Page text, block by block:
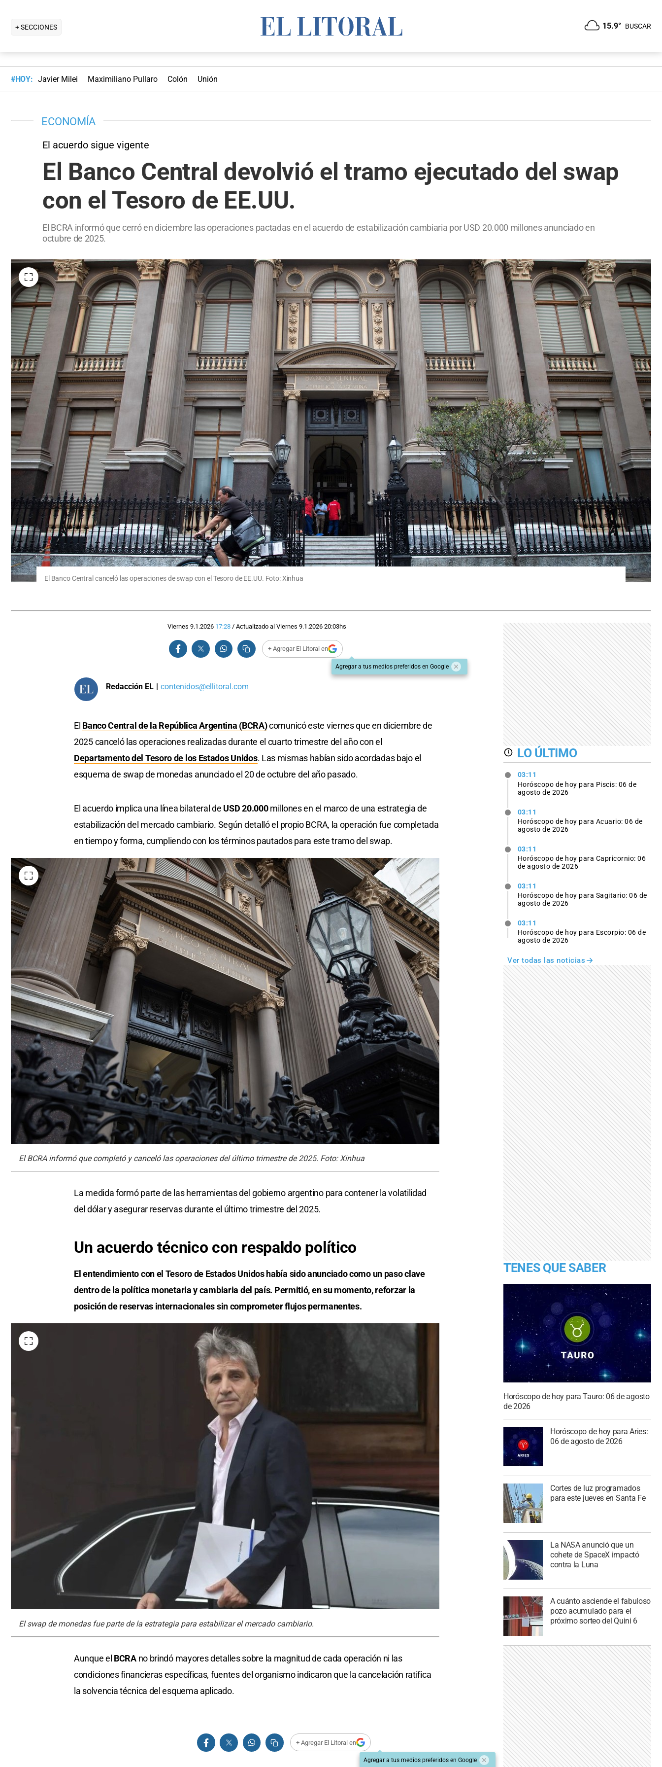
+ SECCIONES 15.9° BUSCAR
#HOY: Javier Milei Maximiliano Pullaro Colón Unión
ECONOMÍA
El acuerdo sigue vigente
El Banco Central devolvió el tramo ejecutado del swap
con el Tesoro de EE.UU.
El BCRA informó que cerró en diciembre las operaciones pactadas en el acuerdo de estabilización cambiaria por USD 20.000 millones anunciado en
octubre de 2025.
El Banco Central canceló las operaciones de swap con el Tesoro de EE.UU. Foto: Xinhua
Viernes 9.1.2026 17:28/ Actualizado al Viernes 9.1.2026 20:03hs
+ Agregar El Litoral en
Agregar a tus medios preferidos en Google
Redacción EL | contenidos@ellitoral.com
El Banco Central de la República Argentina (BCRA)comunicó este viernes que en diciembre de
2025 canceló las operaciones realizadas durante el cuarto trimestre del año con el
Departamento del Tesoro de los Estados Unidos. Las mismas habían sido acordadas bajo el
esquema de swap de monedas anunciado el 20 de octubre del año pasado.
El acuerdo implica una línea bilateral de USD 20.000millones en el marco de una estrategia de
estabilización del mercado cambiario. Según detalló el propio BCRA, la operación fue completada
en tiempo y forma, cumpliendo con los términos pautados para este tramo del swap.
El BCRA informó que completó y canceló las operaciones del último trimestre de 2025. Foto: Xinhua
La medida formó parte de las herramientas del gobierno argentino para contener la volatilidad
del dólar y asegurar reservas durante el último trimestre del 2025.
Un acuerdo técnico con respaldo político
El entendimiento con el Tesoro de Estados Unidos había sido anunciado como un paso clave
dentro de la política monetaria y cambiaria del país. Permitió, en su momento, reforzar la
posición de reservas internacionales sin comprometer flujos permanentes.
El swap de monedas fue parte de la estrategia para estabilizar el mercado cambiario.
Aunque el BCRA no brindó mayores detalles sobre la magnitud de cada operación ni las
condiciones financieras específicas, fuentes del organismo indicaron que la cancelación ratifica
la solvencia técnica del esquema aplicado.
+ Agregar El Litoral en
Agregar a tus medios preferidos en Google
LO ÚLTIMO
03:11
Horóscopo de hoy para Piscis: 06 de
agosto de 2026
03:11
Horóscopo de hoy para Acuario: 06 de
agosto de 2026
03:11
Horóscopo de hoy para Capricornio: 06
de agosto de 2026
03:11
Horóscopo de hoy para Sagitario: 06 de
agosto de 2026
03:11
Horóscopo de hoy para Escorpio: 06 de
agosto de 2026
Ver todas las noticias
TENES QUE SABER
Horóscopo de hoy para Tauro: 06 de agosto
de 2026
Horóscopo de hoy para Aries:
06 de agosto de 2026
Cortes de luz programados
para este jueves en Santa Fe
La NASA anunció que un
cohete de SpaceX impactó
contra la Luna
A cuánto asciende el fabuloso
pozo acumulado para el
próximo sorteo del Quini 6